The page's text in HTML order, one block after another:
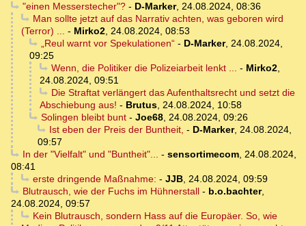
"einen Messerstecher"?- D-Marker, 24.08.2024, 08:36
Man sollte jetzt auf das Narrativ achten, was geboren wird
(Terror) ... - Mirko2, 24.08.2024, 08:53
„Reul warnt vor Spekulationen“- D-Marker, 24.08.2024,
09:25
Wenn, die Politiker die Polizeiarbeit lenkt ... - Mirko2,
24.08.2024, 09:51
Die Straftat verlängert das Aufenthaltsrecht und setzt die
Abschiebung aus! - Brutus, 24.08.2024, 10:58
Solingen bleibt bunt- Joe68, 24.08.2024, 09:26
Ist eben der Preis der Buntheit, - D-Marker, 24.08.2024,
09:57
In der "Vielfalt" und "Buntheit"... - sensortimecom, 24.08.2024,
08:41
erste dringende Maßnahme: - JJB, 24.08.2024, 09:59
Blutrausch, wie der Fuchs im Hühnerstall- b.o.bachter,
24.08.2024, 09:57
Kein Blutrausch, sondern Hass auf die Europäer. So, wie